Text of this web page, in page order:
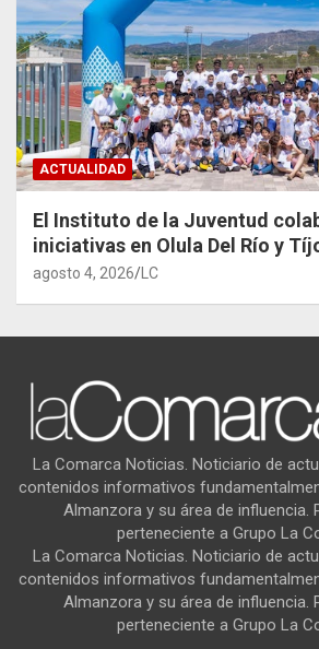
ACTUALIDAD
El Instituto de la Juventud
iniciativas en Olula Del Río y
agosto 4, 2026 LC
La Comarca Noticias. Noticiario de
contenidos informativos
Almanzora y su área de influencia.
perteneciente a Grupo La
La Comarca Noticias. Noticiario de
contenidos informativos
Almanzora y su área de influencia.
perteneciente a Grupo La